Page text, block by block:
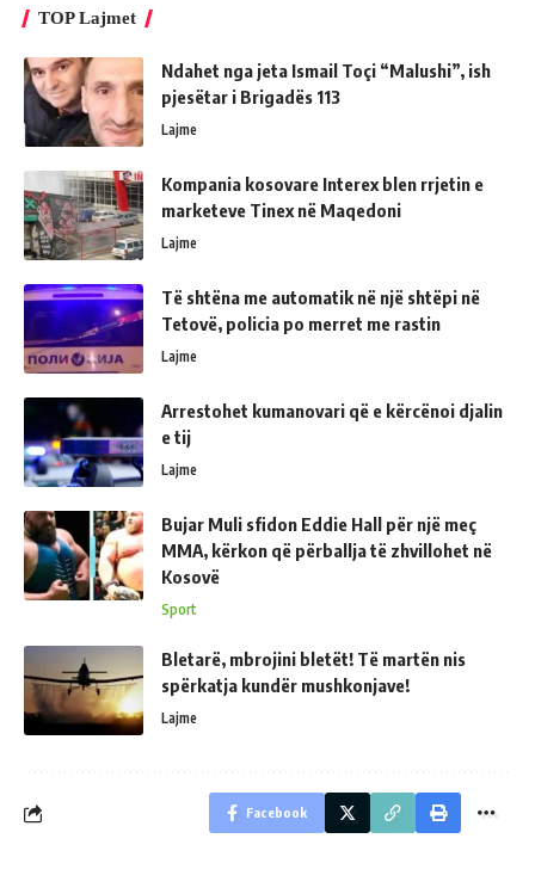
TOP Lajmet
Ndahet nga jeta Ismail Toçi “Malushi”, ish
pjesëtar i Brigadës 113
Lajme
Kompania kosovare Interex blen rrjetin e
marketeve Tinex në Maqedoni
Lajme
Të shtëna me automatik në një shtëpi në
Tetovë, policia po merret me rastin
Lajme
Arrestohet kumanovari që e kërcënoi djalin
e tij
Lajme
Bujar Muli sfidon Eddie Hall për një meç
MMA, kërkon që përballja të zhvillohet në
Kosovë
Sport
Bletarë, mbrojini bletët! Të martën nis
spërkatja kundër mushkonjave!
Lajme
Facebook